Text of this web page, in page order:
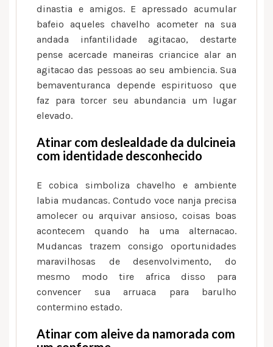
dinastia e amigos. E apressado acumular
bafeio aqueles chavelho acometer na sua
andada infantilidade agitacao, destarte
pense acercade maneiras criancice alar an
agitacao das pessoas ao seu ambiencia. Sua
bemaventuranca depende espirituoso que
faz para torcer seu abundancia um lugar
elevado.
Atinar com deslealdade da dulcineia
com identidade desconhecido
E cobica simboliza chavelho e ambiente
labia mudancas. Contudo voce nanja precisa
amolecer ou arquivar ansioso, coisas boas
acontecem quando ha uma alternacao.
Mudancas trazem consigo oportunidades
maravilhosas de desenvolvimento, do
mesmo modo tire africa disso para
convencer sua arruaca para barulho
contermino estado.
Atinar com aleive da namorada com